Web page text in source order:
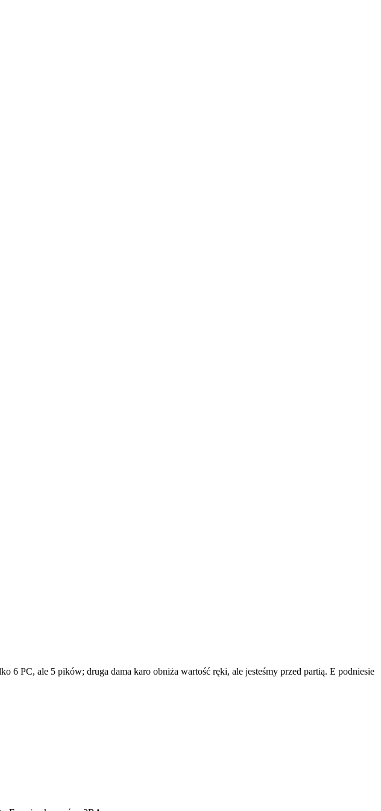
6 PC, ale 5 pików; druga dama karo obniża wartość ręki, ale jesteśmy przed partią. E podniesie